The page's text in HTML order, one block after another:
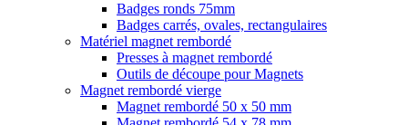
Badges ronds 75mm
Badges carrés, ovales, rectangulaires
Matériel magnet rembordé
Presses à magnet rembordé
Outils de découpe pour Magnets
Magnet rembordé vierge
Magnet rembordé 50 x 50 mm